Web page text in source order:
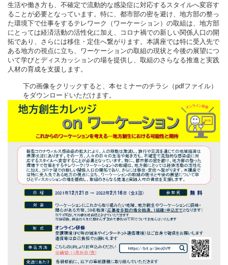
生活や働き方も、不確定で流動的な感染症に対応するスタイルへ変容す
ることが必要となっています。特に、都市部の密を避け、地方部の整っ
た環境下で仕事をするテレワーク（ワーケーション）の取組は、地方部
にとっては経済活動の活性化に加え、コロナ禍での新しい関係人口の開
拓であり、さらには移住・定住へ繋がります。本講座では特に受入先で
ある地方の視点に立ち、ワーケーションの取組の現状と今後の展望につ
いて学びとディスカッションの場を提供し、取組のさらなる推進と実践
人材の育成を支援します。
下の画像をクリックすると、本セミナーのチラシ（pdfファイル）
をダウンロードいただけます。